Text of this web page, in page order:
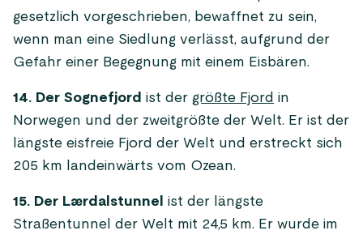
gesetzlich vorgeschrieben, bewaffnet zu sein,
wenn man eine Siedlung verlässt, aufgrund der
Gefahr einer Begegnung mit einem Eisbären.
14. Der Sognefjord ist der größte Fjord in
Norwegen und der zweitgrößte der Welt. Er ist der
längste eisfreie Fjord der Welt und erstreckt sich
205 km landeinwärts vom Ozean.
15. Der Lærdalstunnel
ist der längste
Straßentunnel der Welt mit 24,5 km. Er wurde im